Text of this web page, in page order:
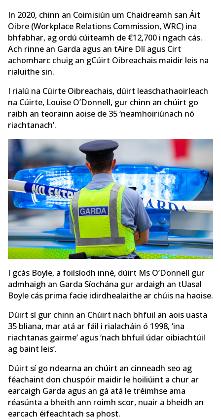
In 2020, chinn an Coimisiún um Chaidreamh san Áit
Oibre (Workplace Relations Commission, WRC) ina
bhfabhar, ag ordú cúiteamh de €12,700 i ngach cás.
Ach rinne an Garda agus an tAire Dlí agus Cirt
achomharc chuig an gCúirt Oibreachais maidir leis na
rialuithe sin.
I rialú na Cúirte Oibreachais, dúirt leaschathaoirleach
na Cúirte, Louise O’Donnell, gur chinn an chúirt go
raibh an teorainn aoise de 35 ‘neamhoiriúnach nó
riachtanach’.
I gcás Boyle, a foilsíodh inné, dúirt Ms O’Donnell gur
admhaigh an Garda Síochána gur ardaigh an tUasal
Boyle cás prima facie idirdhealaithe ar chúis na haoise.
Dúirt sí gur chinn an Chúirt nach bhfuil an aois uasta
35 bliana, mar atá ar fáil i rialacháin ó 1998, ‘ina
riachtanas gairme’ agus ‘nach bhfuil údar oibiachtúil
ag baint leis’.
Dúirt sí go ndearna an chúirt an cinneadh seo ag
féachaint don chuspóir maidir le hoiliúint a chur ar
earcaigh Garda agus an gá atá le tréimhse ama
réasúnta a bheith ann roimh scor, nuair a bheidh an
earcach éifeachtach sa phost.